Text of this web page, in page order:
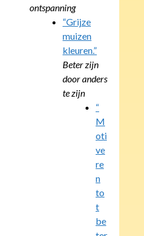
ontspanning
“Grijze
muizen
kleuren.”
Beter zijn
door anders
te zijn
“
M
oti
ve
re
n
to
t
be